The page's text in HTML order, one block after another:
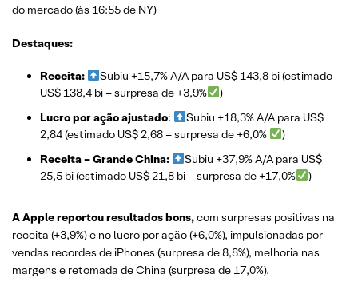
do mercado (às 16:55 de NY)
Destaques:
Receita:
Subiu +15,7% A/A para US$ 143,8 bi (estimado
US$ 138,4 bi – surpresa de +3,9%
)
Lucro por ação ajustado:
Subiu +18,3% A/A para US$
2,84 (estimado US$ 2,68 – surpresa de +6,0%
)
Receita – Grande China:
Subiu +37,9% A/A para US$
25,5 bi (estimado US$ 21,8 bi – surpresa de +17,0%
)
AApple reportou resultados bons,com surpresas positivas na
receita (+3,9%) e no lucro por ação (+6,0%), impulsionadas por
vendas recordes de iPhones (surpresa de 8,8%), melhoria nas
margens e retomada de China (surpresa de 17,0%).